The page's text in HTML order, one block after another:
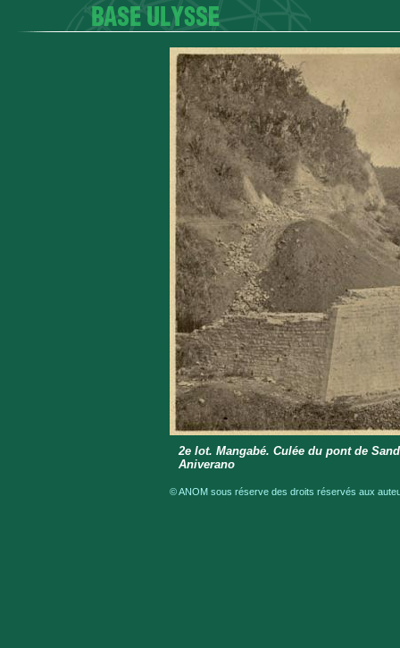
2e lot. Mangabé. Culée du pont de
Aniverano
© ANOM sous réserve des droits réservés aux